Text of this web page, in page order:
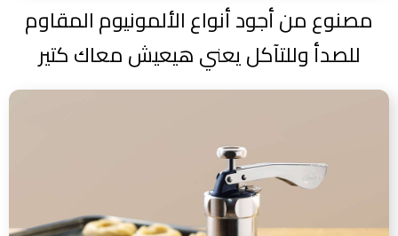
مصنوع من أجود أنواع الألمونيوم المقاوم
للصدأ وللتآكل يعني هيعيش معاك كتير